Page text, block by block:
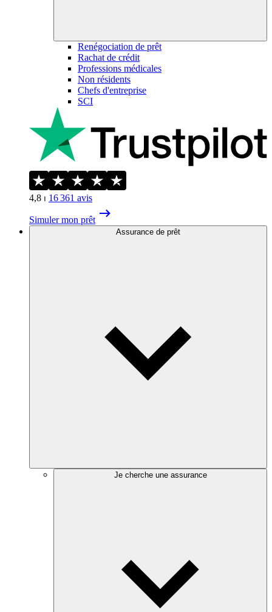
Renégociation de prêt
Rachat de crédit
Professions médicales
Non résidents
Chefs d'entreprise
SCI
4,8 ⏐ 16 361 avis
Simuler mon prêt
Assurance de prêt
Je cherche une assurance